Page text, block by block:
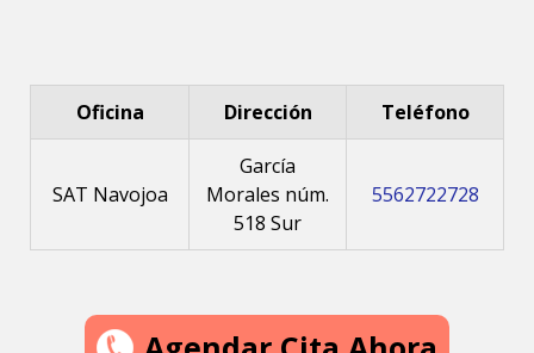
Oficina Dirección Teléfono
SAT Navojoa
García
Morales núm.
518 Sur
5562722728